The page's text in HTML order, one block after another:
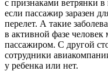
с признаками ветрянки
если пассажир заразен
перелет. А такие
в активной фазе человек
пассажиром. С другой
сотрудники
у ребенка или нет.